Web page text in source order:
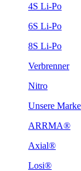
4S Li-Po
6S Li-Po
8S Li-Po
Verbrenner
Nitro
Unsere
ARRMA®
Axial®
Losi®